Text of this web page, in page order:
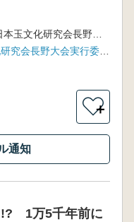
2009年日本玉文化研究会長野大会
日本玉文化研究会長野大会実行委員会
＋
通知
!? 1万5千年前に